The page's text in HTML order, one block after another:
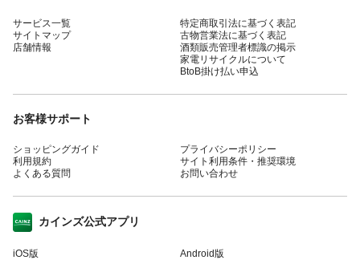
サービス一覧
サイトマップ
店舗情報
特定商取引法に基づく表記
古物営業法に基づく表記
酒類販売管理者標識の掲示
家電リサイクルについて
BtoB掛け払い申込
お客様サポート
ショッピングガイド
利用規約
よくある質問
プライバシーポリシー
サイト利用条件・推奨環境
お問い合わせ
カインズ公式アプリ
iOS版 Android版